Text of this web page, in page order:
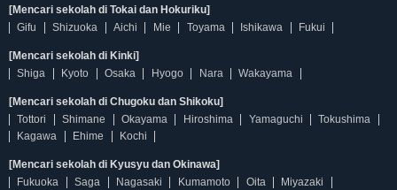
[Mencari sekolah di Tokai dan Hokuriku]
Gifu
Shizuoka Aichi Mie Toyama Ishikawa Fukui
[Mencari sekolah di Kinki]
Shiga
Kyoto Osaka Hyogo Nara Wakayama
[Mencari sekolah di Chugoku dan Shikoku]
Tottori
Shimane Okayama Hiroshima Yamaguchi
Tokushima
Kagawa
Ehime Kochi
[Mencari sekolah di Kyusyu dan Okinawa]
Fukuoka
Saga Nagasaki Kumamoto Oita
Miyazaki